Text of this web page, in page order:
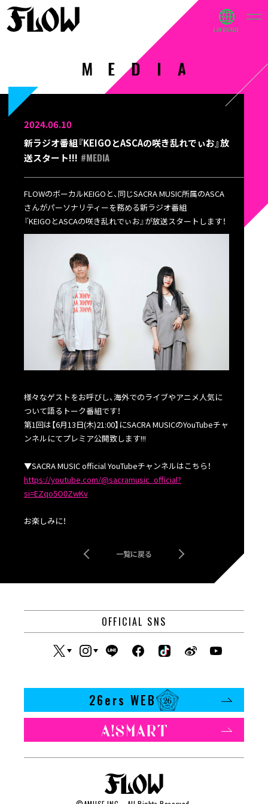
2024.06.10
新ラジオ番組『KEIGOとASCAの咲き乱れでぃお』放
送スタート!!! #MEDIA
FLOWのボーカルKEIGOと、同じSACRA MUSIC所属のASCA
さんがパーソナリティーを務める新ラジオ番組
『KEIGOとASCAの咲き乱れでぃお』が放送スタートします！
様々なゲストをお呼びし、海外でのライブやアニメ人気に
ついて語るトーク番組です！
第1回は【6月13日(木)21:00】にSACRA MUSICのYouTubeチャ
ンネルにてプレミア公開致します!!!
▼SACRA MUSIC official YouTubeチャンネルはこちら！
https://youtube.com/@sacramusic_official?
si=EZqo5O0ZwKv
お楽しみに！
一覧に戻る
OFFICIAL SNS
26ers WEB